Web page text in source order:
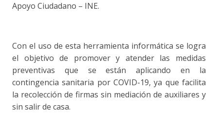
Apoyo Ciudadano – INE.
Con el uso de esta herramienta informática se logra
el objetivo de promover y atender las medidas
preventivas que se están aplicando en la
contingencia sanitaria por COVID-19, ya que facilita
la recolección de firmas sin mediación de auxiliares y
sin salir de casa.